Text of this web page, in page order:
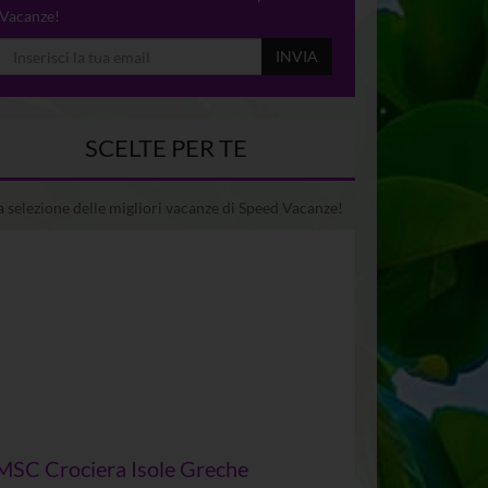
Vacanze!
INVIA
SCELTE PER TE
selezione delle migliori vacanze di Speed Vacanze!
Crociera Isole Greche